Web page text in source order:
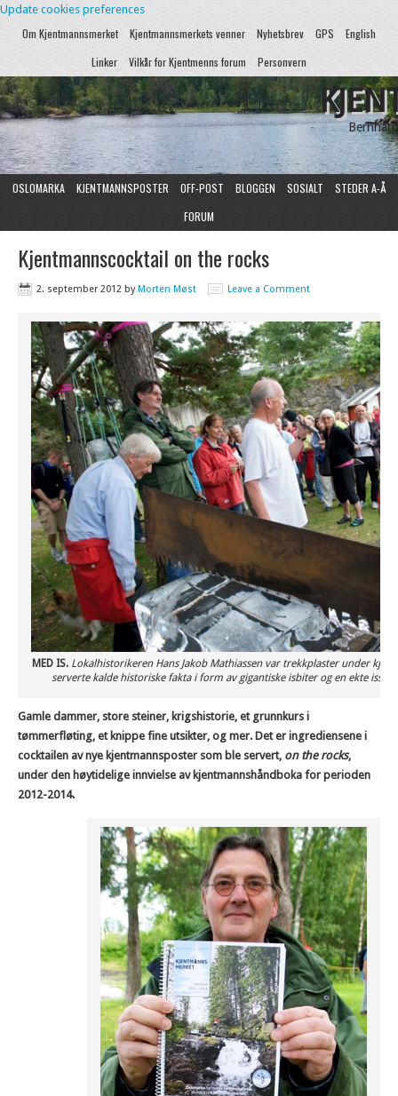
Update cookies preferences
Om Kjentmannsmerket Kjentmannsmerkets venner Nyhetsbrev GPS
English
Linker
Vilkår for Kjentmenns forum Personvern
OSLOMARKA KJENTMANNSPOSTER OFF-POST BLOGGEN SOSIALT
STEDER A-Å
FORUM
Kjentmannscocktail on the rocks
2. september 2012 byMorten Møst Leave a Comment
MED IS.Lokalhistorikeren Hans Jakob Mathiassen var trekkplaster under
serverte kalde historiske fakta i form av gigantiske isbiter og en ekte
Gamle dammer, store steiner, krigshistorie, et grunnkurs i
tømmerfløting, et knippe fine utsikter, og mer. Det er ingrediensene i
cocktailen av nye kjentmannsposter som ble servert, on the rocks,
under den høytidelige innvielse av kjentmannshåndboka for perioden
2012-2014.